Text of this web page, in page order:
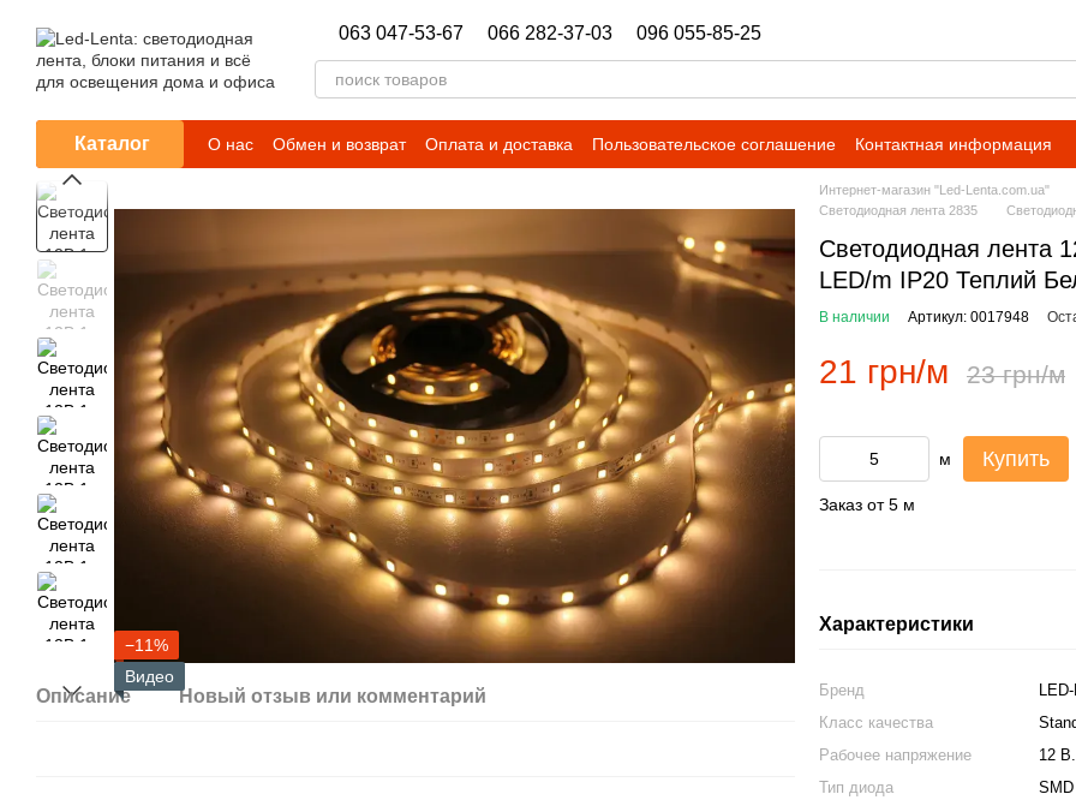
063 047-53-67 066 282-37-03 096 055-85-25
Каталог О нас Обмен и возврат Оплата и доставка Пользовательское соглашение
Контактная информация
Гарантийные обязательства
Новости
−11%
Видео
Описание Новый отзыв или комментарий
Интернет-магазин "Led-Lenta.com.ua"
Светодиодная лента 2835
Светодиодная лента
LED/m IP20 Теплий
В наличии Артикул: 0017948
21 грн/м 23 грн/м
м Купить
Заказ от 5 м
Характеристики
Бренд
Класс качества
Рабочее напряжение
12 В.
Тип диода